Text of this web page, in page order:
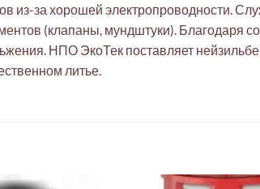
из-за хорошей электропроводности.
(клапаны, мундштуки). Благодаря
НПО ЭкоТек поставляет
литье.